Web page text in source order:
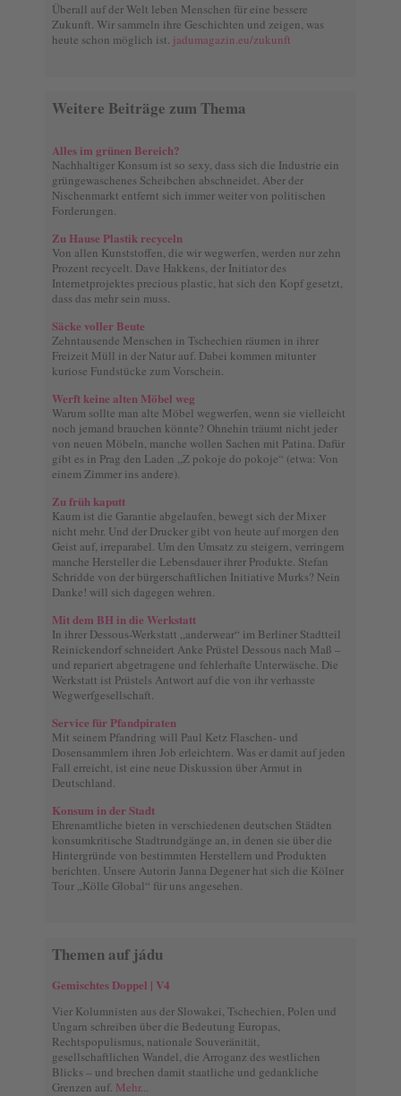
Überall auf der Welt leben Menschen für eine bessere
Zukunft. Wir sammeln ihre Geschichten und zeigen, was
heute schon möglich ist. jadumagazin.eu/zukunft
Weitere Beiträge zum Thema
Alles im grünen Bereich?
Nachhaltiger Konsum ist so sexy, dass sich die Industrie ein
grüngewaschenes Scheibchen abschneidet. Aber der
Nischenmarkt entfernt sich immer weiter von politischen
Forderungen.
Zu Hause Plastik recyceln
Von allen Kunststoffen, die wir wegwerfen, werden nur zehn
Prozent recycelt. Dave Hakkens, der Initiator des
Internetprojektes precious plastic, hat sich den Kopf gesetzt,
dass das mehr sein muss.
Säcke voller Beute
Zehntausende Menschen in Tschechien räumen in ihrer
Freizeit Müll in der Natur auf. Dabei kommen mitunter
kuriose Fundstücke zum Vorschein.
Werft keine alten Möbel weg
Warum sollte man alte Möbel wegwerfen, wenn sie vielleicht
noch jemand brauchen könnte? Ohnehin träumt nicht jeder
von neuen Möbeln, manche wollen Sachen mit Patina. Dafür
gibt es in Prag den Laden „Z pokoje do pokoje“ (etwa: Von
einem Zimmer ins andere).
Zu früh kaputt
Kaum ist die Garantie abgelaufen, bewegt sich der Mixer
nicht mehr. Und der Drucker gibt von heute auf morgen den
Geist auf, irreparabel. Um den Umsatz zu steigern, verringern
manche Hersteller die Lebensdauer ihrer Produkte. Stefan
Schridde von der bürgerschaftlichen Initiative Murks? Nein
Danke! will sich dagegen wehren.
Mit dem BH in die Werkstatt
In ihrer Dessous-Werkstatt „anderwear“ im Berliner Stadtteil
Reinickendorf schneidert Anke Prüstel Dessous nach Maß –
und repariert abgetragene und fehlerhafte Unterwäsche. Die
Werkstatt ist Prüstels Antwort auf die von ihr verhasste
Wegwerfgesellschaft.
Service für Pfandpiraten
Mit seinem Pfandring will Paul Ketz Flaschen- und
Dosensammlern ihren Job erleichtern. Was er damit auf jeden
Fall erreicht, ist eine neue Diskussion über Armut in
Deutschland.
Konsum in der Stadt
Ehrenamtliche bieten in verschiedenen deutschen Städten
konsumkritische Stadtrundgänge an, in denen sie über die
Hintergründe von bestimmten Herstellern und Produkten
berichten. Unsere Autorin Janna Degener hat sich die Kölner
Tour „Kölle Global“ für uns angesehen.
Themen auf jádu
Gemischtes Doppel | V4
Vier Kolumnisten aus der Slowakei, Tschechien, Polen und
Ungarn schreiben über die Bedeutung Europas,
Rechtspopulismus, nationale Souveränität,
gesellschaftlichen Wandel, die Arroganz des westlichen
Blicks – und brechen damit staatliche und gedankliche
Grenzen auf. Mehr...